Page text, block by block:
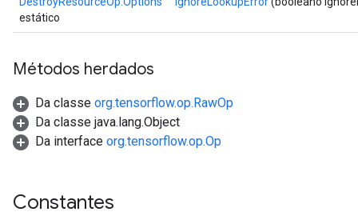
estático
Métodos herdados
Da classe org.tensorflow.op.RawOp
Da classe java.lang.Object
Da interface org.tensorflow.op.Op
Constantes